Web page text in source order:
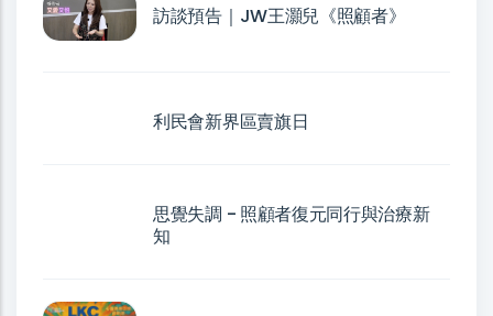
訪談預告｜JW王灝兒《照顧者》
利民會新界區賣旗日